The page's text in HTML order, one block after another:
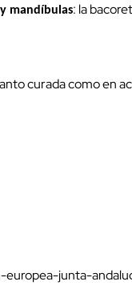
mandíbulas: la
curada como en